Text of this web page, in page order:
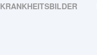
KRANKHEITSBILDER